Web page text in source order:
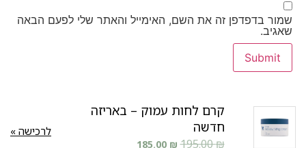
שמור בדפדפן זה את השם, האימייל והאתר שלי לפעם הבאה
שאגיב.
קרם לחות עמוק – באריזה
חדשה
195.00₪
185.00 ₪
לרכישה »